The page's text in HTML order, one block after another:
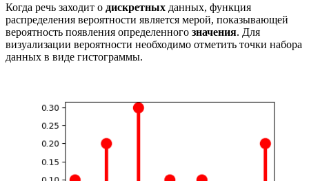
Когда речь заходит о дискретных данных, функция
распределения вероятности является мерой, показывающей
вероятность появления определенного значения. Для
визуализации вероятности необходимо отметить точки набора
данных в виде гистограммы.